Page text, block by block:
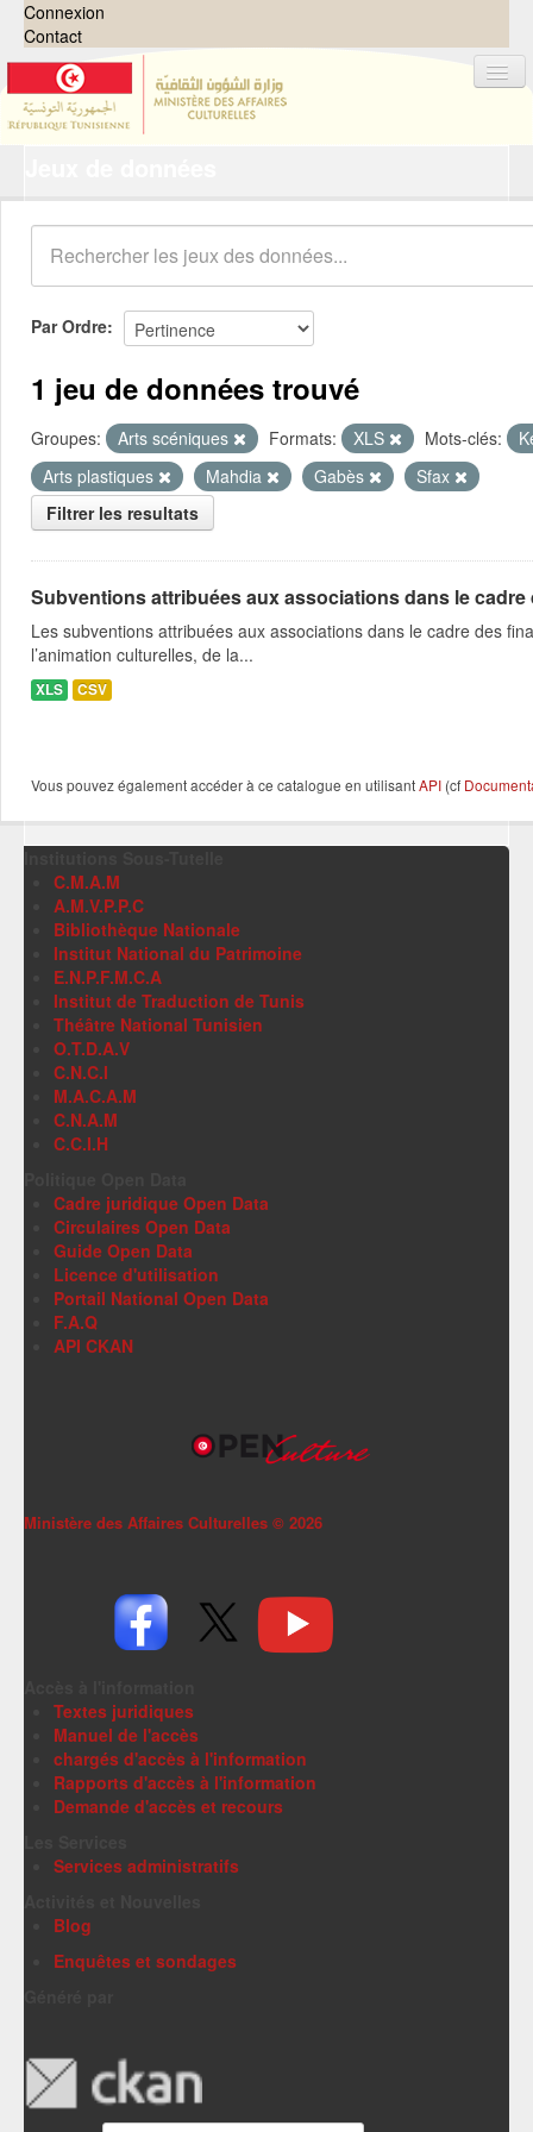
Connexion
Contact
Organisations
Groupes
Demandes 0
À propos
Par Ordre
1 jeu de données trouvé
Groupes: Arts scéniques Formats: XLS Mots-clés:
Arts plastiques
Mahdia Gabès
Sfax
Filtrer les resultats
Subventions attribuées aux associations dans le
Les subventions attribuées aux associations dans le cadre des
l’animation culturelles, de la...
XLS CSV
Vous pouvez également accéder à ce catalogue en utilisantAPI (cf
C.M.A.M
A.M.V.P.P.C
Bibliothèque Nationale
Institut National du Patrimoine
E.N.P.F.M.C.A
Institut de Traduction de Tunis
Théâtre National Tunisien
O.T.D.A.V
C.N.C.I
M.A.C.A.M
C.N.A.M
C.C.I.H
Cadre juridique Open Data
Circulaires Open Data
Guide Open Data
Licence d'utilisation
Portail National Open Data
F.A.Q
API CKAN
Ministère des Affaires Culturelles © 2026
Textes juridiques
Manuel de l'accès
chargés d'accès à l'information
Rapports d'accès à l'information
Demande d'accès et recours
Services administratifs
Blog
Enquêtes et sondages